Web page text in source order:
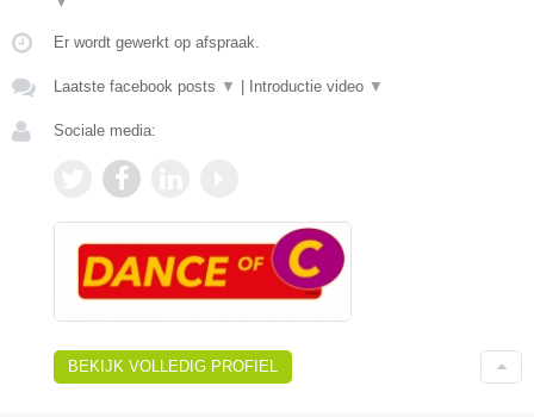
Er wordt gewerkt op afspraak.
Laatste facebook posts ▼ | Introductie video ▼
Sociale media:
BEKIJK VOLLEDIG PROFIEL